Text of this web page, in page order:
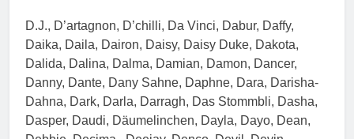
D.J., D’artagnon, D’chilli, Da Vinci, Dabur, Daffy,
Daika, Daila, Dairon, Daisy, Daisy Duke, Dakota,
Dalida, Dalina, Dalma, Damian, Damon, Dancer,
Danny, Dante, Dany Sahne, Daphne, Dara, Darisha-
Dahna, Dark, Darla, Darragh, Das Stommbli, Dasha,
Dasper, Daudi, Däumelinchen, Dayla, Dayo, Dean,